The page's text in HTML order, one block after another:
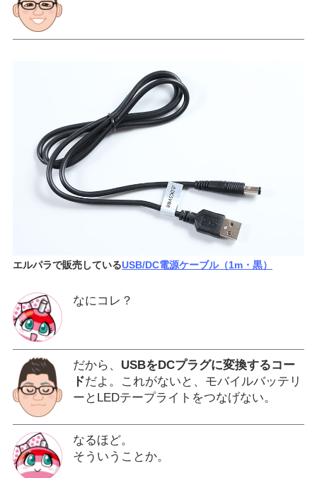
エルパラで販売しているUSB/DC電源ケーブル（1m・黒）
なにコレ？
だから、 USBをDCプラグに変換するコー
ドだよ。これがないと、モバイルバッテリ
ーとLEDテープライトをつなげない。
なるほど。
そういうことか。